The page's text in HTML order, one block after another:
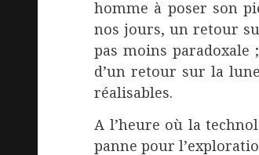
homme à poser son
nos jours, un retour
pas moins paradoxale
d’un retour sur la
réalisables.
A l’heure où la
panne pour